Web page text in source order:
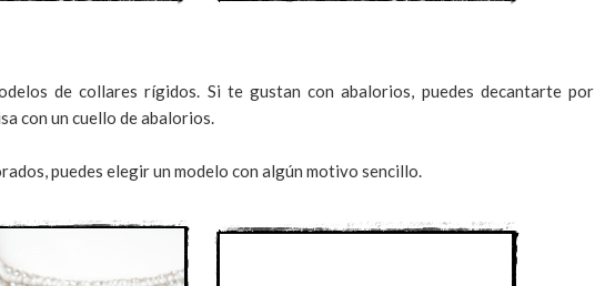
de collares rígidos. Si te gustan con abalorios, puedes decantarte por
con un cuello de abalorios.
puedes elegir un modelo con algún motivo sencillo.